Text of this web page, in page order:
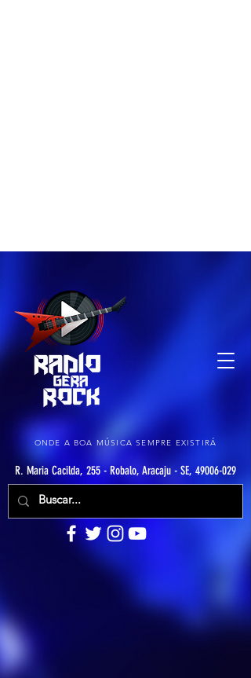
ONDE A BOA MÚSICA SEMPRE EXISTIRÁ
R. Maria Cacilda, 255 - Robalo, Aracaju - SE, 49006-029